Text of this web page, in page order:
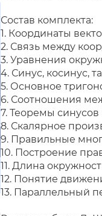
1. Координаты
2. Связь между
3. Уравнения
4. Синус, косинус,
5. Основное
6. Соотношения
7. Теоремы синусов
8. Скалярное
9. Правильные
10. Построение
11. Длина
12. Понятие
13.